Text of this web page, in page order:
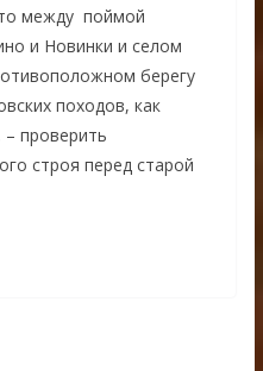
между поймой
и Новинки и селом
берегу
походов, как
проверить
строя перед старой